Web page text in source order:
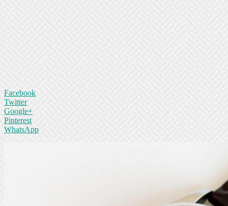
Facebook
Twitter
Google+
Pinterest
WhatsApp